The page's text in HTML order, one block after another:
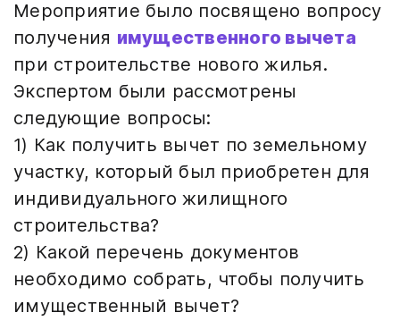
Мероприятие было посвящено вопросу
получения имущественного вычета
при строительстве нового жилья.
Экспертом были рассмотрены
следующие вопросы:
1) Как получить вычет по земельному
участку, который был приобретен для
индивидуального жилищного
строительства?
2) Какой перечень документов
необходимо собрать, чтобы получить
имущественный вычет?